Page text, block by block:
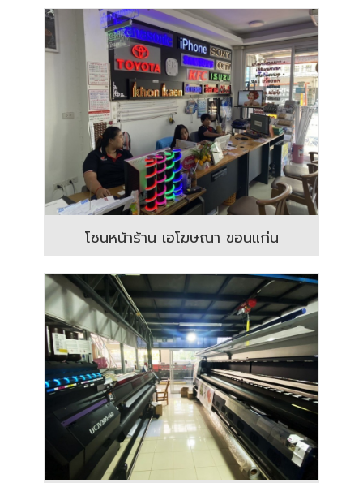
โซนหน้าร้าน เอโฆษณา ขอนแก่น